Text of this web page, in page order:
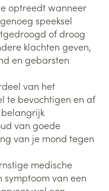
optreedt wanneer
speeksel
of droog
klachten geven,
en gebarsten
van het
te bevochtigen en af
belangrijk
van goede
van je mond tegen
medische
symptoom van een